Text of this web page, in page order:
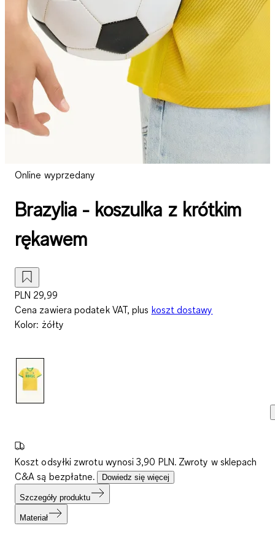
Online wyprzedany
Brazylia - koszulka z krótkim
rękawem
PLN 29,99
Cena zawiera podatek VAT, plus koszt dostawy
Kolor: żółty
Koszt odsyłki zwrotu wynosi 3,90 PLN. Zwroty w sklepach
C&A są bezpłatne.
Dowiedz się więcej
Szczegóły produktu
Materiał